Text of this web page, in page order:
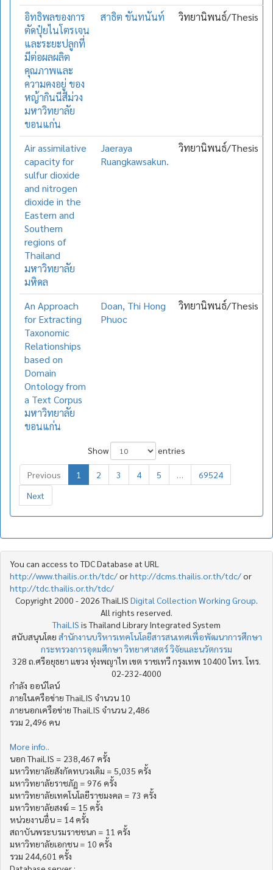
อิทธิพลของการ
ตัดปุ๋ยไนโตรเจน
และระยะปลูกที่
มีต่อผลผลิต
คุณภาพและ
ความคงอยู่ ของ
หญ้ากินนีสีม่วง
มหาวิทยาลัย
ขอนแก่น
สาธิต ขันทนันท์ วิทยานิพนธ์/Thesis
Air assimilative
capacity for
sulfur dioxide
and nitrogen
dioxide in the
Eastern and
Southern
regions of
Thailand
มหาวิทยาลัย
มหิดล
Jaeraya
Ruangkawsakun.
วิทยานิพนธ์/Thesis
An Approach
for Extracting
Taxonomic
Relationships
based on
Domain
Ontology from
a Text Corpus
มหาวิทยาลัย
ขอนแก่น
Doan, Thi Hong
Phuoc
วิทยานิพนธ์/Thesis
Show entries
Previous 1 2 3 4 5 …
69524
Next
You can access to TDC Database at URL
http://www.thailis.or.th/tdc/orhttp://dcms.thailis.or.th/tdc/or
http://tdc.thailis.or.th/tdc/
Copyright 2000 - 2026 ThaiLIS Digital Collection Working Group.
All rights reserved.
ThaiLIS is Thailand Library Integrated System
สนับสนุนโดย สำนักงานบริหารเทคโนโลยีสารสนเทศเพื่อพัฒนาการศึกษา
กระทรวงการอุดมศึกษา วิทยาศาสตร์ วิจัยและนวัตกรรม
328 ถ.ศรีอยุธยา แขวง ทุ่งพญาไท เขต ราชเทวี กรุงเทพ 10400 โทร. โทร.
02-232-4000
กำลัง ออน์ไลน์
ภายในเครือข่าย ThaiLIS จำนวน 10
ภายนอกเครือข่าย ThaiLIS จำนวน 2,486
รวม 2,496 คน
More info..
นอก ThaiLIS = 238,467 ครั้ง
มหาวิทยาลัยสังกัดทบวงเดิม = 5,035 ครั้ง
มหาวิทยาลัยราชภัฏ = 976 ครั้ง
มหาวิทยาลัยเทคโนโลยีราชมงคล = 73 ครั้ง
มหาวิทยาลัยสงฆ์ = 15 ครั้ง
หน่วยงานอื่น = 14 ครั้ง
สถาบันพระบรมราชชนก = 11 ครั้ง
มหาวิทยาลัยเอกชน = 10 ครั้ง
รวม 244,601 ครั้ง